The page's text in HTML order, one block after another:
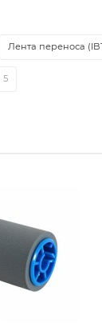
Лента переноса
5